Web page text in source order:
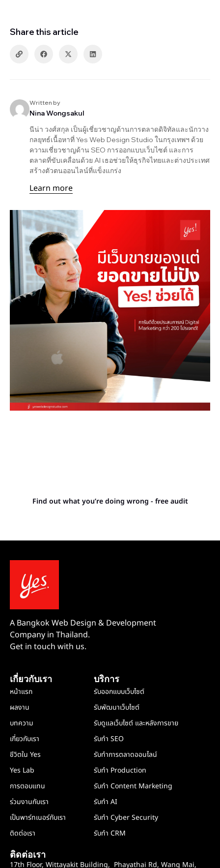
Share this article
Written by
Nina Wongsakul
นีน่า วงศ์สกุล เป็นผู้เชี่ยวชาญด้านการตลาดดิจิทัลและนักวาง
กลยุทธ์เนื้อหาที่ Yes Web Design Studio ในกรุงเทพฯ ด้วย
ความเชี่ยวชาญด้าน SEO การออกแบบเว็บไซต์ และการ
ตลาดที่ขับเคลื่อนด้วย AI เธอช่วยให้ธุรกิจไทยและต่างประเทศ
สร้างตัวตนออนไลน์ที่แข็งแกร่ง
Learn more
Find out what you’re doing wrong - free audit
A Bangkok Web Design & Development
Company in Thailand.
Get in touch with us.
เกี่ยวกับเรา
หน้าแรก
ผลงาน
บทความ
เกี่ยวกับเรา
ชีวิตใน Yes
Yes Lab
การตอบแทน
ร่วมงานกับเรา
เป็นพาร์ทเนอร์กับเรา
ติดต่อเรา
บริการ
รับออกแบบเว็บไซต์
รับพัฒนาเว็บไซต์
รับดูแลเว็บไซต์ และหลังการขาย
รับทำ SEO
รับทำการตลาดออนไลน์
รับทำ Production
รับทำ Content Marketing
รับทำ AI
รับทำ Cyber Security
รับทำ CRM
ติดต่อเรา
17th Floor, Wittayakit Building, Phayathai Rd, Wang Mai,